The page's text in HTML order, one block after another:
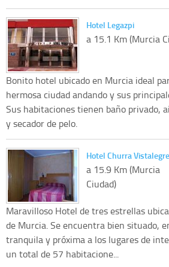
Hotel Legazpi
a 15.1 Km (Murcia
Bonito hotel ubicado en Murcia ideal
hermosa ciudad andando y sus
Sus habitaciones tienen baño privado,
y secador de pelo.
Hotel Churra Vistalegre
a 15.9 Km (Murcia
Ciudad)
Maravilloso Hotel de tres estrellas
de Murcia. Se encuentra bien situado,
tranquila y próxima a los lugares de
un total de 57 habitacione...